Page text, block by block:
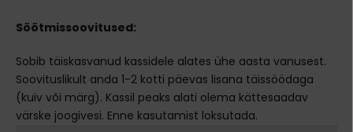
Söötmissoovitused:
Sobib täiskasvanud kassidele alates ühe aasta vanusest.
Soovituslikult anda 1-2 kotti päevas lisana täissöödaga
(kuiv või märg). Kassil peaks alati olema kättesaadav
värske joogivesi. Enne kasutamist loksutada.